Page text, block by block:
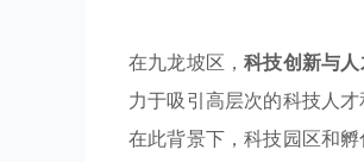
在九龙坡区，科技创新与
力于吸引高层次的科技人
在此背景下，科技园区和